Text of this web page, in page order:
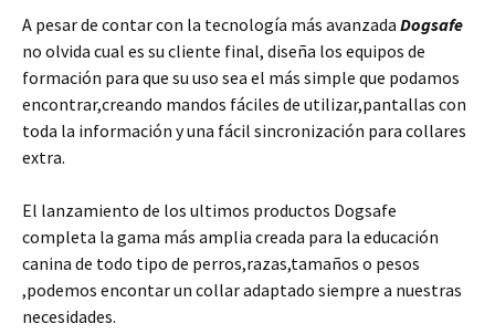
A pesar de contar con la tecnología más avanzada Dogsafe
no olvida cual es su cliente final, diseña los equipos de
formación para que su uso sea el más simple que podamos
encontrar,creando mandos fáciles de utilizar,pantallas con
toda la información y una fácil sincronización para collares
extra.
El lanzamiento de los ultimos productos Dogsafe
completa la gama más amplia creada para la educación
canina de todo tipo de perros,razas,tamaños o pesos
,podemos encontar un collar adaptado siempre a nuestras
necesidades.